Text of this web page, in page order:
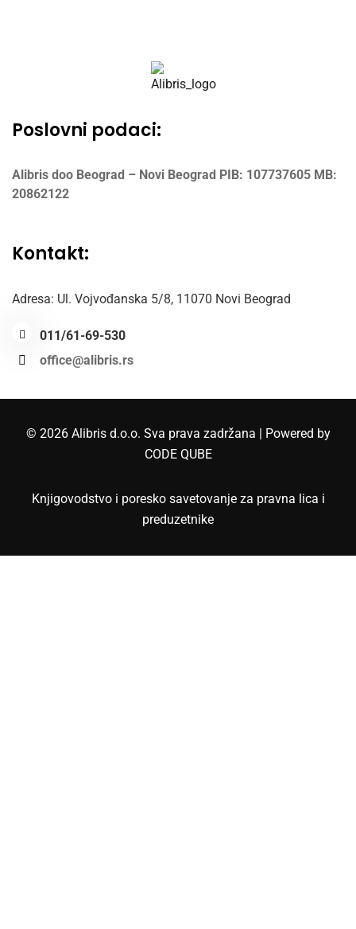
Poslovni podaci:
Alibris doo Beograd – Novi Beograd PIB: 107737605 MB:
20862122
Kontakt:
Adresa: Ul. Vojvođanska 5/8, 11070 Novi Beograd
011/61-69-530
office@alibris.rs
© 2026 Alibris d.o.o. Sva prava zadržana | Powered by
CODE QUBE
Knjigovodstvo i poresko savetovanje za pravna lica i
preduzetnike